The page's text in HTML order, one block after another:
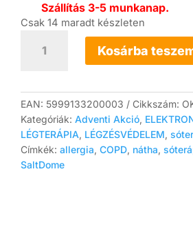
Szállítás 3-5 munkanap.
Csak 14 maradt készleten
sóterápiás
Kosárba
EAN: 5999133200003 Cikkszám:
Kategóriák: Adventi Akció,
LÉGTERÁPIA, LÉGZÉSVÉDELEM,
Címkék: allergia, COPD, nátha,
SaltDome